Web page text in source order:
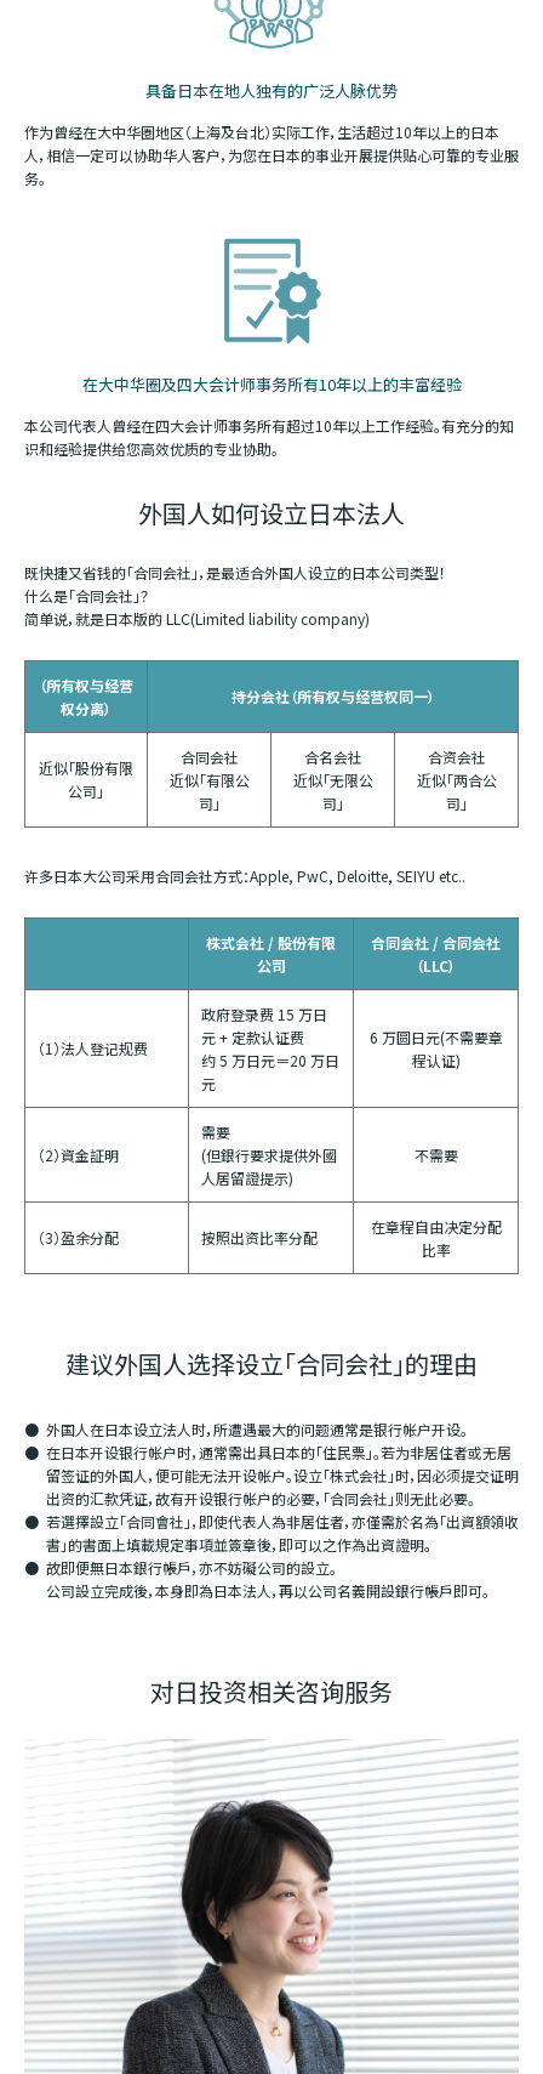
具备日本在地人独有的广泛人脉优势
作为曾经在大中华圏地区（上海及台北）实际工作，生活超过10年以上的日本
人，相信一定可以协助华人客户，为您在日本的事业开展提供贴心可靠的专业服
务。
在大中华圈及四大会计师事务所有10年以上的丰富经验
本公司代表人曾经在四大会计师事务所有超过10年以上工作经验。有充分的知
识和经验提供给您高效优质的专业协助。
外国人如何设立日本法人
既快捷又省钱的「合同会社」，是最适合外国人设立的日本公司类型！
什么是「合同会社」？
简单说，就是日本版的 LLC(Limited liability company)
（所有权与经营
权分离）
持分会社（所有权与经营权同一）
近似「股份有限
公司」
合同会社
近似「有限公
司」
合名会社
近似「无限公
司」
合资会社
近似「两合公
司」
许多日本大公司采用合同会社方式：Apple, PwC, Deloitte, SEIYU etc..
株式会社 / 股份有限
公司
合同会社 / 合同会社
（LLC）
（1）法人登记规费
政府登录费 15 万日
元 + 定款认证费
约 5 万日元＝20 万日
元
6 万圆日元(不需要章
程认证)
（2）資金証明
需要
(但銀行要求提供外國
人居留證提示)
不需要
（3）盈余分配 按照出资比率分配
在章程自由决定分配
比率
建议外国人选择设立「合同会社」的理由
外国人在日本设立法人时，所遭遇最大的问题通常是银行帐户开设。
在日本开设银行帐户时，通常需出具日本的「住民票」。若为非居住者或无居
留签证的外国人，便可能无法开设帐户。设立「株式会社」时，因必须提交证明
出资的汇款凭证，故有开设银行帐户的必要，「合同会社」则无此必要。
若選擇設立「合同會社」，即使代表人為非居住者，亦僅需於名為「出資額領收
書」的書面上填載規定事項並簽章後，即可以之作為出資證明。
故即便無日本銀行帳戶，亦不妨礙公司的設立。
公司設立完成後，本身即為日本法人，再以公司名義開設銀行帳戶即可。
对日投资相关咨询服务